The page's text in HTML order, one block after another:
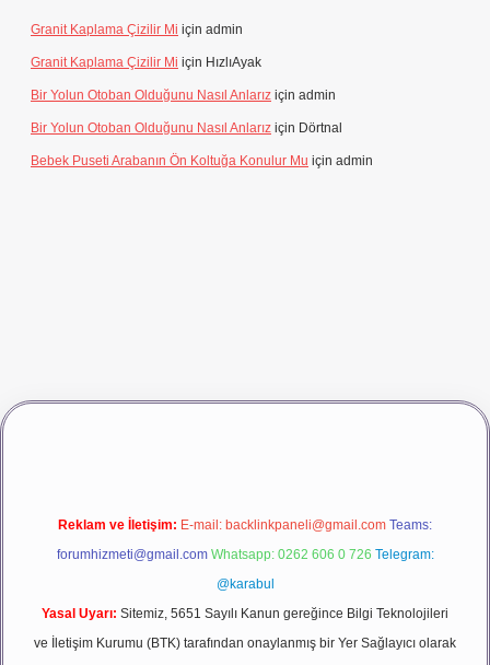
Granit Kaplama Çizilir Mi için admin
Granit Kaplama Çizilir Mi için HızlıAyak
Bir Yolun Otoban Olduğunu Nasıl Anlarız için admin
Bir Yolun Otoban Olduğunu Nasıl Anlarız için Dörtnal
Bebek Puseti Arabanın Ön Koltuğa Konulur Mu için admin
girişbetexper
Reklam ve İletişim: E-mail: backlinkpaneli@gmail.com Teams:
forumhizmeti@gmail.com Whatsapp: 0262 606 0 726 Telegram:
@karabul
Yasal Uyarı: Sitemiz, 5651 Sayılı Kanun gereğince Bilgi Teknolojileri
ve İletişim Kurumu (BTK) tarafından onaylanmış bir Yer Sağlayıcı olarak